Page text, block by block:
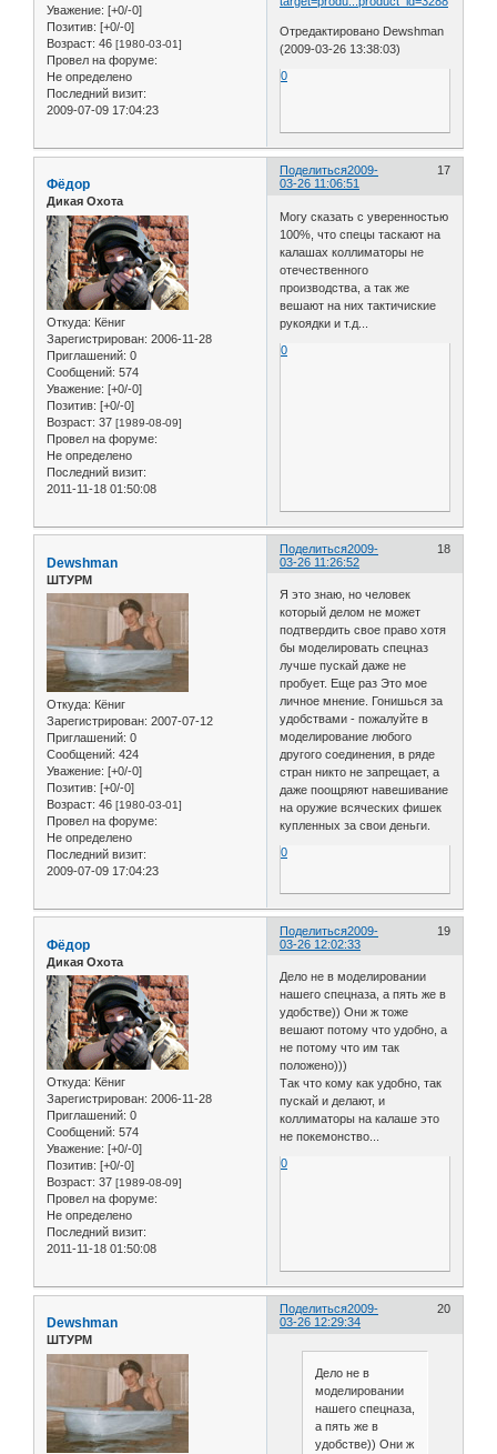
Уважение: [+0/-0]
Позитив: [+0/-0]
Возраст: 46 [1980-03-01]
Провел на форуме:
Не определено
Последний визит:
2009-07-09 17:04:23
Отредактировано Dewshman
(2009-03-26 13:38:03)
0
Поделиться 17
2009-
03-26 11:06:51
Фёдор
Дикая Охота
Откуда: Кёниг
Зарегистрирован: 2006-11-28
Приглашений: 0
Сообщений: 574
Уважение: [+0/-0]
Позитив: [+0/-0]
Возраст: 37 [1989-08-09]
Провел на форуме:
Не определено
Последний визит:
2011-11-18 01:50:08
Могу сказать с уверенностью
100%, что спецы таскают на
калашах коллиматоры не
отечественного
производства, а так же
вешают на них тактичиские
рукоядки и т.д...
0
Поделиться 18
2009-
03-26 11:26:52
Dewshman
ШТУРМ
Откуда: Кёниг
Зарегистрирован: 2007-07-12
Приглашений: 0
Сообщений: 424
Уважение: [+0/-0]
Позитив: [+0/-0]
Возраст: 46 [1980-03-01]
Провел на форуме:
Не определено
Последний визит:
2009-07-09 17:04:23
Я это знаю, но человек
который делом не может
подтвердить свое право хотя
бы моделировать спецназ
лучше пускай даже не
пробует. Еще раз Это мое
личное мнение. Гонишься за
удобствами - пожалуйте в
моделирование любого
другого соединения, в ряде
стран никто не запрещает, а
даже поощряют навешивание
на оружие всяческих фишек
купленных за свои деньги.
0
Поделиться 19
2009-
03-26 12:02:33
Фёдор
Дикая Охота
Откуда: Кёниг
Зарегистрирован: 2006-11-28
Приглашений: 0
Сообщений: 574
Уважение: [+0/-0]
Позитив: [+0/-0]
Возраст: 37 [1989-08-09]
Провел на форуме:
Не определено
Последний визит:
2011-11-18 01:50:08
Дело не в моделировании
нашего спецназа, а пять же в
удобстве)) Они ж тоже
вешают потому что удобно, а
не потому что им так
положено)))
Так что кому как удобно, так
пускай и делают, и
коллиматоры на калаше это
не покемонство...
0
Поделиться 20
2009-
03-26 12:29:34
Dewshman
ШТУРМ
Дело не в
моделировании
нашего спецназа,
а пять же в
удобстве)) Они ж